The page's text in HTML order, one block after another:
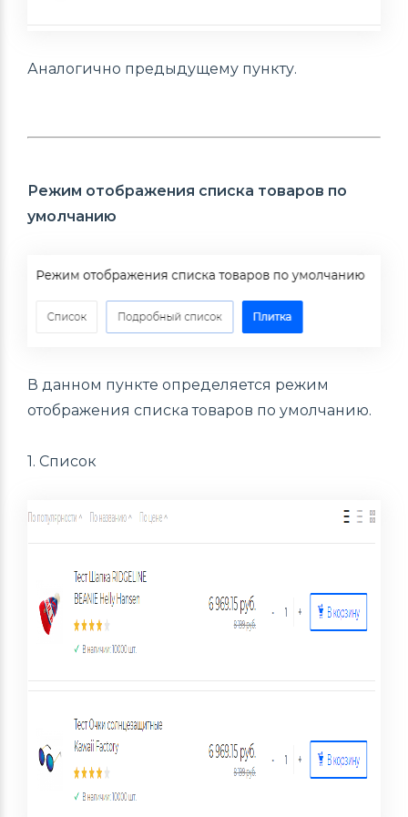
Аналогично предыдущему пункту.
Режим отображения списка товаров по
умолчанию
В данном пункте определяется режим
отображения списка товаров по умолчанию.
1. Список